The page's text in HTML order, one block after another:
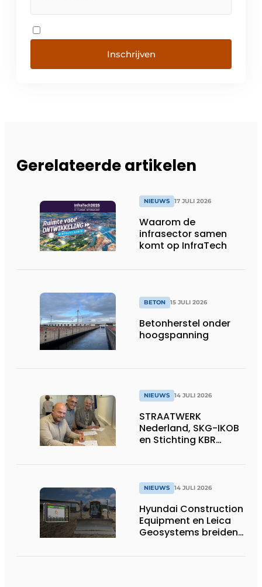
Inschrijven
Gerelateerde artikelen
NIEUWS 17 JULI 2026
Waarom de
infrasector samen
komt op InfraTech
BETON 15 JULI 2026
Betonherstel onder
hoogspanning
NIEUWS 14 JULI 2026
STRAATWERK
Nederland, SKG-IKOB
en Stichting KBR
voor één landelijke
kwaliteitsregeling
voor straatwerk
NIEUWS 14 JULI 2026
Hyundai Construction
Equipment en Leica
Geosystems breiden